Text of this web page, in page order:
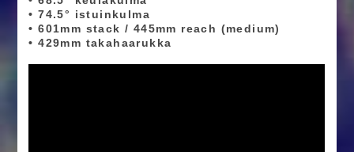
• 74.5° istuinkulma
• 601mm stack / 445mm reach (medium)
• 429mm takahaarukka